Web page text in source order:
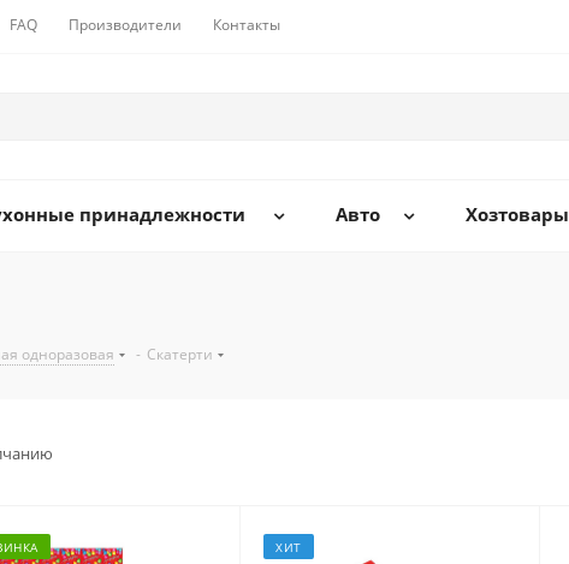
FAQ Производители Контакты
принадлежности Авто Хозтовары
одноразовая - Скатерти
ХИТ